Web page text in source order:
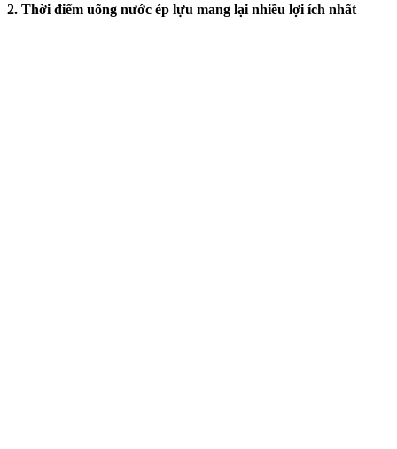
2. Thời điểm uống nước ép lựu mang lại nhiều lợi ích nhất